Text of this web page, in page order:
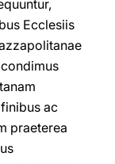
Ecclesiis
ac
praeterea